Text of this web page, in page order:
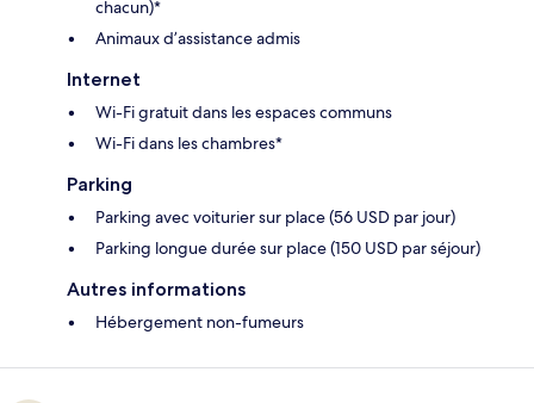
chacun)*
Animaux d’assistance admis
Internet
Wi-Fi gratuit dans les espaces communs
Wi-Fi dans les chambres*
Parking
Parking avec voiturier sur place (56 USD par jour)
Parking longue durée sur place (150 USD par séjour)
Autres informations
Hébergement non-fumeurs